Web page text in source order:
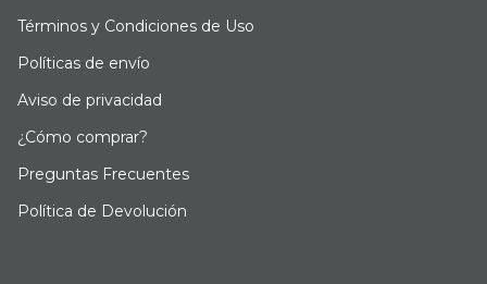
Términos y Condiciones de Uso
Políticas de envío
Aviso de privacidad
¿Cómo comprar?
Preguntas Frecuentes
Política de Devolución